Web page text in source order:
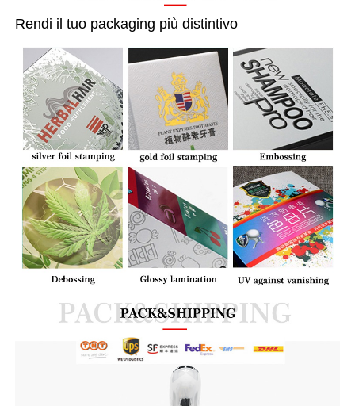
Rendi il tuo packaging più distintivo